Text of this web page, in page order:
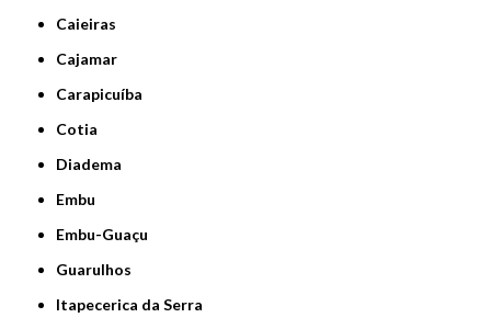
Caieiras
Cajamar
Carapicuíba
Cotia
Diadema
Embu
Embu-Guaçu
Guarulhos
Itapecerica da Serra